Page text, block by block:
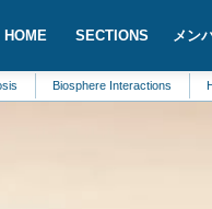
HOME SECTIONS メン
Biosphere Interactions